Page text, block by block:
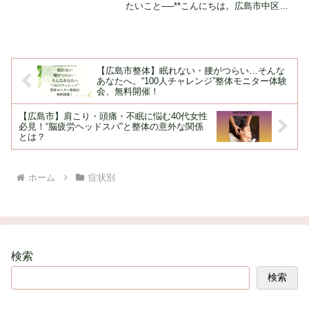
たいこと──**こんにちは。広島市中区・
【広島市整体】眠れない・腰がつらい…そんな
あなたへ。“100人チャレンジ”整体モニター体験
会、無料開催！
【広島市】肩こり・頭痛・不眠に悩む40代女性
必見！“脳疲労ヘッドスパ”と整体の意外な関係
とは？
ホーム 症状別
検索
検索